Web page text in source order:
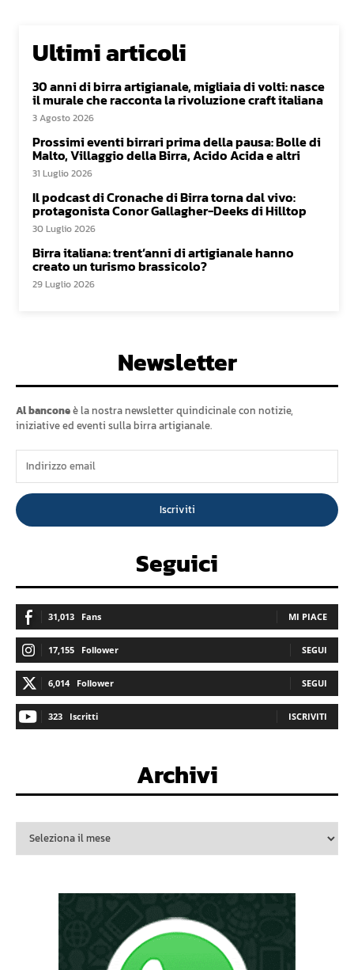
Ultimi articoli
30 anni di birra artigianale, migliaia di volti: nasce
il murale che racconta la rivoluzione craft italiana
3 Agosto 2026
Prossimi eventi birrari prima della pausa: Bolle di
Malto, Villaggio della Birra, Acido Acida e altri
31 Luglio 2026
Il podcast di Cronache di Birra torna dal vivo:
protagonista Conor Gallagher-Deeks di Hilltop
30 Luglio 2026
Birra italiana: trent’anni di artigianale hanno
creato un turismo brassicolo?
29 Luglio 2026
Newsletter
Al banconeè la nostra newsletter quindicinale con notizie,
iniziative ed eventi sulla birra artigianale.
Iscriviti
Seguici
31,013 Fans MI PIACE
17,155 Follower SEGUI
6,014 Follower SEGUI
323 Iscritti ISCRIVITI
Archivi